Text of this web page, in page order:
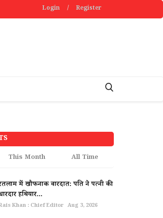
Login / Register
This Month All Time
में खौफनाक वारदात: पति ने पत्नी की
हथियार...
Khan : Chief Editor Aug 3, 2026